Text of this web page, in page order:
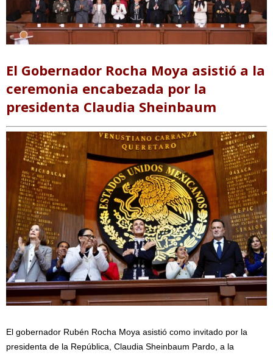
El Gobernador Rocha Moya asistió a la
ceremonia encabezada por la
presidenta Claudia Sheinbaum
El gobernador Rubén Rocha Moya asistió como invitado por la
presidenta de la República, Claudia Sheinbaum Pardo, a la